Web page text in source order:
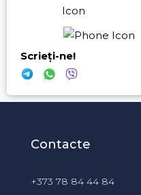
Scrieți-ne!
Contacte
+373 78 84 44 84